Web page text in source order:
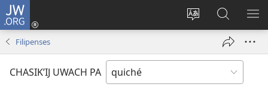
JW.ORG
Kakʼex
chʼabʼal
rech
Umajixik
sesión
window)
Chawilaʼ
JW.ORG
RI
Filipenses
CHASIKʼIJ UWACH PA